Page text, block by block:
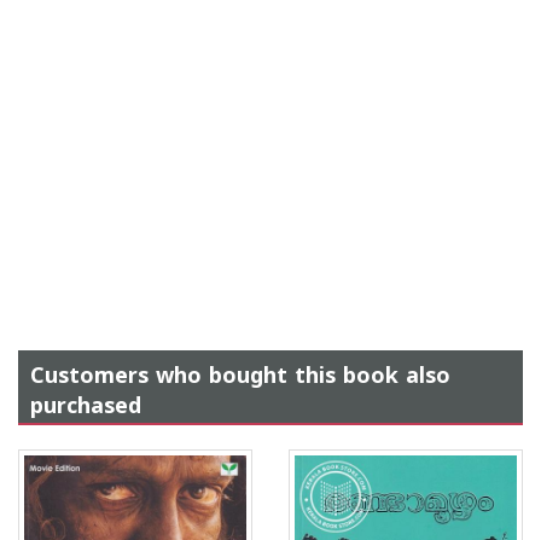
Customers who bought this book also
purchased